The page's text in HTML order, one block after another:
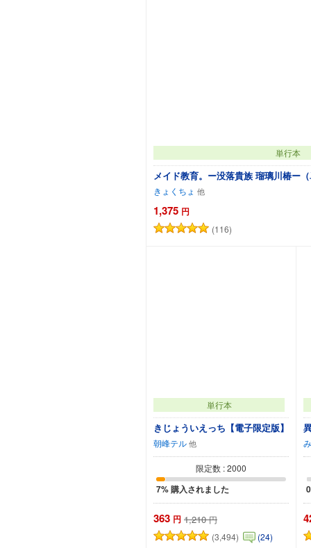
単行本
メイド教育。ー没落貴族 瑠璃川椿ー
きょくちょ
1,375 円
(116)
単行本
きじょういえっち【電子限定版】
朝峰テル
限定数 : 2000
7% 購入されました
363 円 1,210 円
(3,494)
(24)